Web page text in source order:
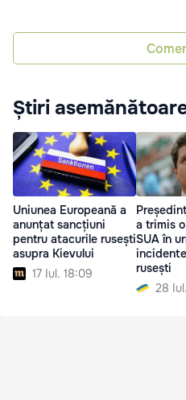
Știri
Uniunea Europeană a
anunțat sancțiuni
pentru atacurile rusești
asupra Kievului
17 Iul. 18:09
a trimis
SUA în
rusești
28